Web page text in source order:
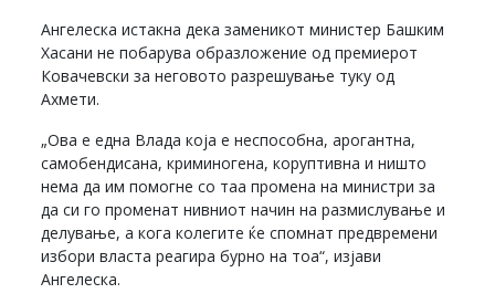
Ангелеска истакна дека заменикот министер Башким
Хасани не побарува образложение од премиерот
Ковачевски за неговото разрешување туку од
Ахмети.
„Ова е една Влада која е неспособна, арогантна,
самобендисана, криминогена, коруптивна и ништо
нема да им помогне со таа промена на министри за
да си го променат нивниот начин на размислување и
делување, а кога колегите ќе спомнат предвремени
избори власта реагира бурно на тоа“, изјави
Ангелеска.